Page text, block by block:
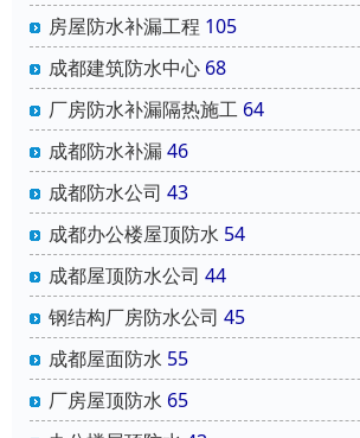
房屋防水补漏工程 105
成都建筑防水中心 68
厂房防水补漏隔热施工 64
成都防水补漏46
成都防水公司 43
成都办公楼屋顶防水 54
成都屋顶防水公司 44
钢结构厂房防水公司 45
成都屋面防水 55
厂房屋顶防水 65